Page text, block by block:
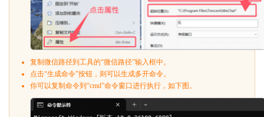
复制微信路径到工具的“微信路径”输入框中。
点击“生成命令”按钮，则可以生成多开命令。
你可以复制命令到“cmd”命令窗口进行执行，如下图。